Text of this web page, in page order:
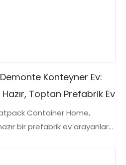
Konteyner Ev:
Toptan Prefabrik Ev
Container Home,
bir prefabrik ev arayanlar